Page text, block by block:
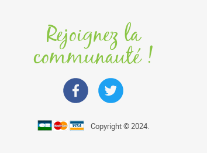
Rejoignez la
communauté !
Copyright © 2024.